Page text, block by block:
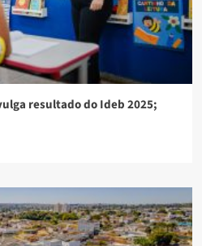
resultado do Ideb 2025;